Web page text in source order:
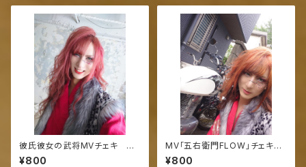
彼氏彼女の武将MVチェキ わ
んたろう
¥800
MV「五右衛門FLOW」チェキ
わんたろう
¥800